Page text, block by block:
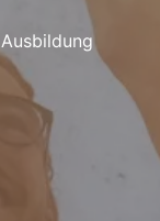
Ausbildung